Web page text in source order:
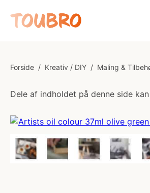
Forside / Kreativ / DIY / Maling &
Dele af indholdet på denne side